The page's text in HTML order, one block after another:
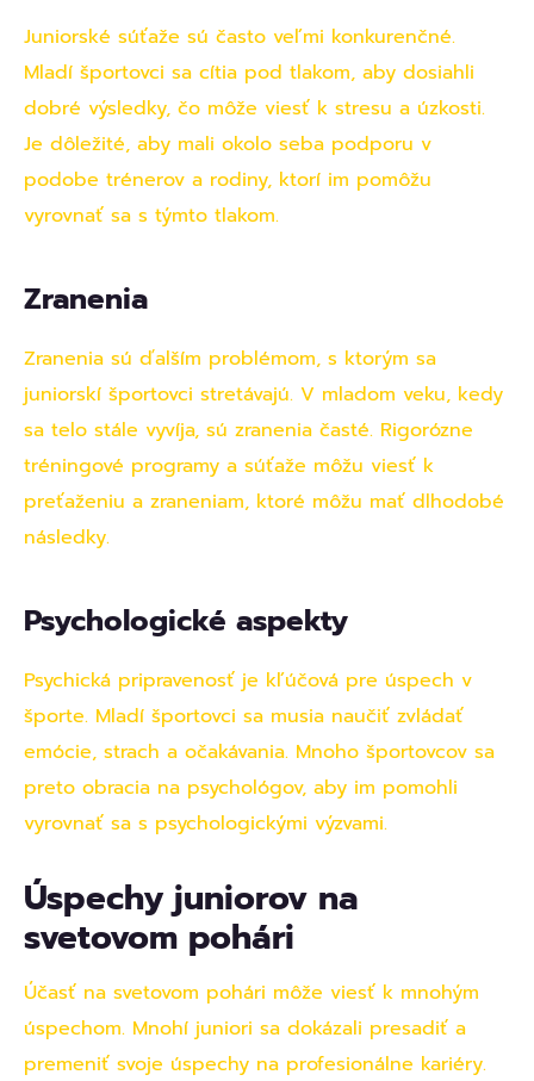
Juniorské súťaže sú často veľmi konkurenčné.
Mladí športovci sa cítia pod tlakom, aby dosiahli
dobré výsledky, čo môže viesť k stresu a úzkosti.
Je dôležité, aby mali okolo seba podporu v
podobe trénerov a rodiny, ktorí im pomôžu
vyrovnať sa s týmto tlakom.
Zranenia
Zranenia sú ďalším problémom, s ktorým sa
juniorskí športovci stretávajú. V mladom veku, kedy
sa telo stále vyvíja, sú zranenia časté. Rigorózne
tréningové programy a súťaže môžu viesť k
preťaženiu a zraneniam, ktoré môžu mať dlhodobé
následky.
Psychologické aspekty
Psychická pripravenosť je kľúčová pre úspech v
športe. Mladí športovci sa musia naučiť zvládať
emócie, strach a očakávania. Mnoho športovcov sa
preto obracia na psychológov, aby im pomohli
vyrovnať sa s psychologickými výzvami.
Úspechy juniorov na
svetovom pohári
Účasť na svetovom pohári môže viesť k mnohým
úspechom. Mnohí juniori sa dokázali presadiť a
premeniť svoje úspechy na profesionálne kariéry.